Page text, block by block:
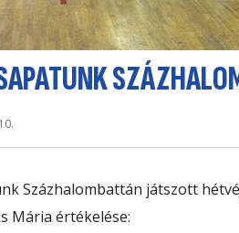
Százhalombattán játszott
Mária értékelése: